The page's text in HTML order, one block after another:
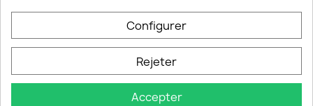
Configurer
Rejeter
Accepter